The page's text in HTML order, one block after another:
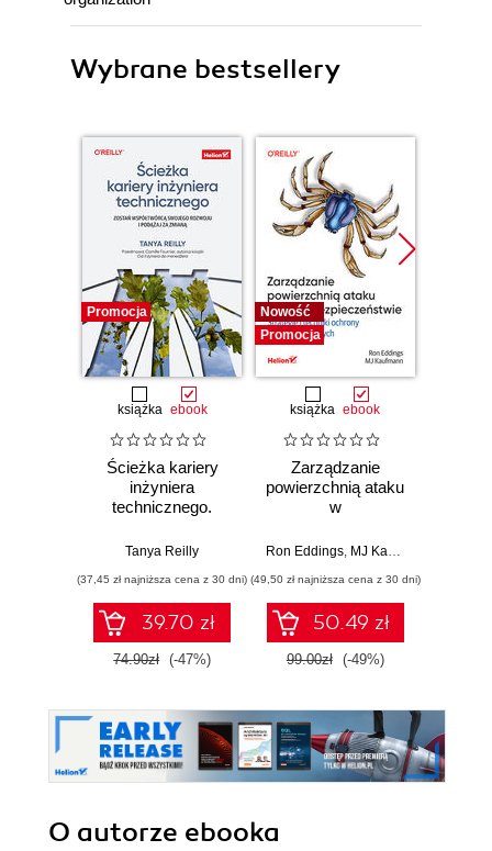
Wybrane bestsellery
Promocja
książka ebook
Ścieżka kariery
inżyniera
technicznego.
współtwórcą
podążaj za zmianą
Tanya Reilly
(37,45 zł najniższa cena z 30 dni)
39.70 zł
74.90zł (-47%)
Nowość
Promocja
książka ebook
Zarządzanie
powierzchnią ataku
w
Strategie i techniki
cyfrowych
Ron Eddings, MJ Kaufmann
(49,50 zł najniższa cena z 30 dni)
50.49 zł
99.00zł (-49%)
O autorze ebooka